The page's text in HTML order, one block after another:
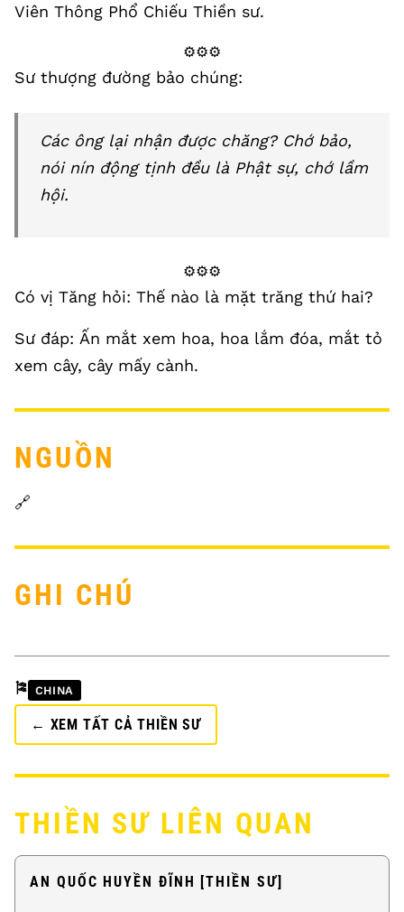
Viên Thông Phổ Chiếu Thiền sư.
⚙️⚙️⚙️
Sư thượng đường bảo chúng:
Các ông lại nhận được chăng? Chớ bảo,
nói nín động tịnh đều là Phật sự, chớ lầm
hội.
⚙️⚙️⚙️
Có vị Tăng hỏi: Thế nào là mặt trăng thứ hai?
Sư đáp: Ấn mắt xem hoa, hoa lắm đóa, mắt tỏ
xem cây, cây mấy cành.
NGUỒN
🔗
GHI CHÚ
🎏 CHINA
← XEM TẤT CẢ THIỀN SƯ
THIỀN SƯ LIÊN QUAN
AN QUỐC HUYỀN ĐĨNH [THIỀN SƯ]